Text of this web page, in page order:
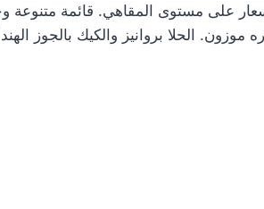
على مستوى المقاهي. قائمة متنوعة
الحلا بروانيز والكيك بالجوز